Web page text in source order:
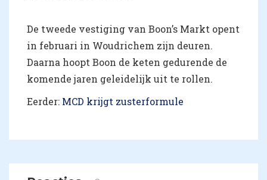
De tweede vestiging van Boon’s Markt opent
in februari in Woudrichem zijn deuren.
Daarna hoopt Boon de keten gedurende de
komende jaren geleidelijk uit te rollen.
Eerder: MCD krijgt zusterformule